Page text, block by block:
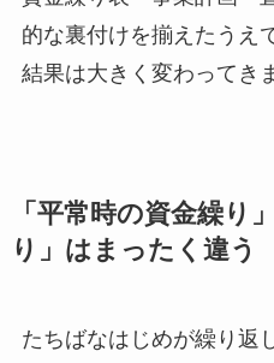
的な裏付けを揃えたうえ
結果は大きく変わってき
「平常時の資金繰り
り」はまったく違う
たちばなはじめが繰り返